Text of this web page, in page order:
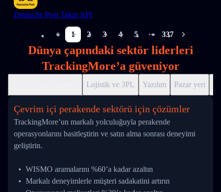
Deutsche Post Takip API
1 2 3 4 5
More pages
337
Dünya çapındaki sektör liderleri
TrackingMore’a güveniyor
Lojistik ve 3PL Yazılım Pazar yeri
Çevrim içi perakende sektörü için çözümler
TrackingMore’un markalı yolculuğuyla perakende
operasyonlarını basitleştirin ve satın alma sonrası deneyimi
geliştirin.
WISMO aramalarını %60’a kadar azaltın
Markalı deneyimlerle müşteri sadakatini artırın